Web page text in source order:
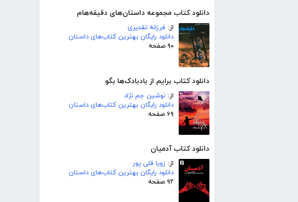
دانلود کتاب مجموعه داستان‌های دقیقه‌هام
از: فرزانه تقدیری
دانلود رایگان بهترین کتاب‌های داستان
۹۰ صفحه
دانلود کتاب برایم از بادبادک‌ها بگو
از: نوشین جم نژاد
دانلود رایگان بهترین کتاب‌های داستان
۶۹ صفحه
دانلود کتاب آدمیان
از: زویا قلی پور
دانلود رایگان بهترین کتاب‌های داستان
۹۲ صفحه